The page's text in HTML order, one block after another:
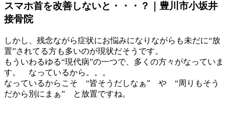
スマホ首を改善しないと・・・？｜豊川市小坂井
接骨院
しかし、残念ながら症状にお悩みになりながらも未だに“放
置”されてる方も多いのが現状だそうです。
もういわるゆる“現代病”の一つで、多くの方々がなっていま
す。 なっているから。。。
なっているからこそ “皆そうだしなぁ” や “周りもそう
だから別にまぁ” と放置ですね。